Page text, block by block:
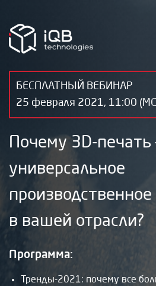
БЕСПЛАТНЫЙ ВЕБИНАР
25 февраля 2021, 11:00
Почему 3D-печать
универсальное
в вашей отрасли?
Программа:
Тренды-2021: почему все